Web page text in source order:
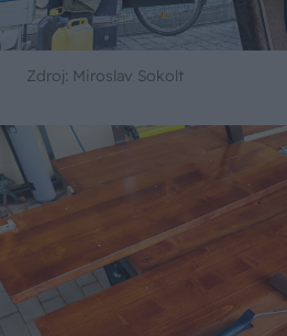
Zdroj: Miroslav Sokolt